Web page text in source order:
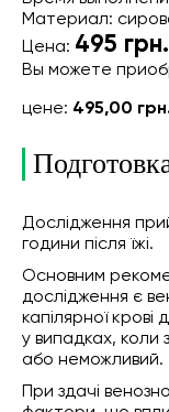
Материал:
Цена: 495 грн.
Вы можете
цене: 495,00
Дослідження
години після їжі.
Основним
дослідження є
капілярної крові
у випадках, коли
або неможливий.
При здачі